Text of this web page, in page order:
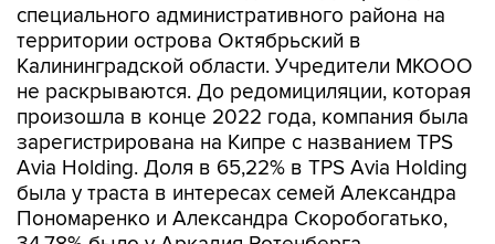
специального административного района на
территории острова Октябрьский в
Калининградской области. Учредители МКООО
не раскрываются. До редомициляции, которая
произошла в конце 2022 года, компания была
зарегистрирована на Кипре с названием TPS
Avia Holding. Доля в 65,22% в TPS Avia Holding
была у траста в интересах семей Александра
Пономаренко и Александра Скоробогатько,